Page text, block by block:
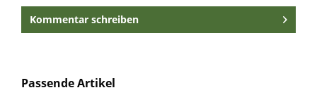
Kommentar schreiben
Passende Artikel